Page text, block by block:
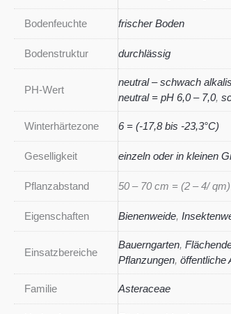
Bodenfeuchte frischer Boden
Bodenstruktur durchlässig
PH-Wert
neutral – schwach
neutral = pH 6,0 – 7,0,
Winterhärtezone 6 = (-17,8 bis -23,3°C)
Geselligkeit einzeln oder in kleinen
Pflanzabstand 50 – 70 cm = (2 – 4/ qm)
Eigenschaften Bienenweide,
Einsatzbereiche
Bauerngarten,
Pflanzungen, öffentliche
Familie Asteraceae